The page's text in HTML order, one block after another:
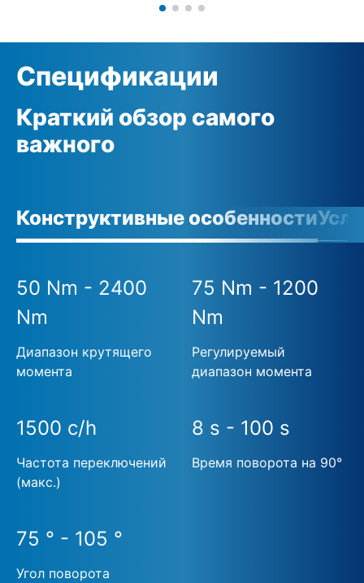
Спецификации
Краткий обзор самого
важного
Конструктивные особенности
50 Nm - 2400
Nm
Диапазон крутящего
момента
75 Nm - 1200
Nm
Регулируемый
диапазон момента
1500 c/h
Частота переключений
(макс.)
8 s - 100 s
Время поворота на 90°
75 ° - 105 °
Угол поворота